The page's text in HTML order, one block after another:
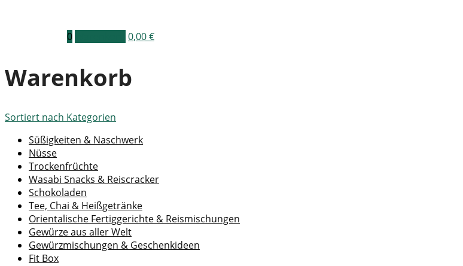
0 0,00€
Warenkorb
Sortiert nach Kategorien
Süßigkeiten & Naschwerk
Nüsse
Trockenfrüchte
Wasabi Snacks & Reiscracker
Schokoladen
Tee, Chai & Heißgetränke
Orientalische Fertiggerichte & Reismischungen
Gewürze aus aller Welt
Gewürzmischungen & Geschenkideen
Fit Box